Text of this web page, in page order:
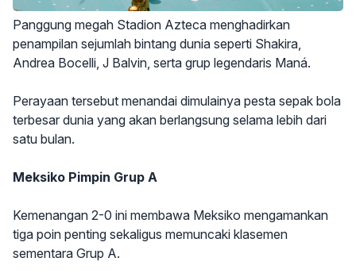
Panggung megah Stadion Azteca menghadirkan
penampilan sejumlah bintang dunia seperti Shakira,
Andrea Bocelli, J Balvin, serta grup legendaris Maná.
Perayaan tersebut menandai dimulainya pesta sepak bola
terbesar dunia yang akan berlangsung selama lebih dari
satu bulan.
Meksiko Pimpin Grup A
Kemenangan 2-0 ini membawa Meksiko mengamankan
tiga poin penting sekaligus memuncaki klasemen
sementara Grup A.